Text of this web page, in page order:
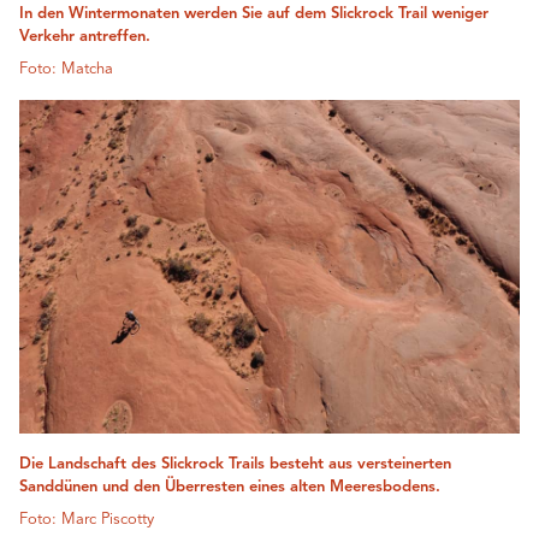
In den Wintermonaten werden Sie auf dem Slickrock Trail weniger
Verkehr antreffen.
Foto: Matcha
Die Landschaft des Slickrock Trails besteht aus versteinerten
Sanddünen und den Überresten eines alten Meeresbodens.
Foto: Marc Piscotty